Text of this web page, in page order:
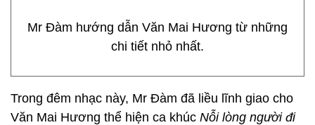
Mr Đàm hướng dẫn Văn Mai Hương từ những
chi tiết nhỏ nhất.
Trong đêm nhạc này, Mr Đàm đã liều lĩnh giao cho
Văn Mai Hương thể hiện ca khúc Nỗi lòng người đi